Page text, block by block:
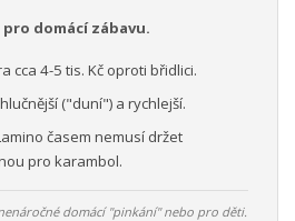
domácí zábavu.
cca 4-5 tis. Kč oproti břidlici.
("duní") a rychlejší.
časem nemusí držet
pro karambol.
domácí "pinkání" nebo pro děti.